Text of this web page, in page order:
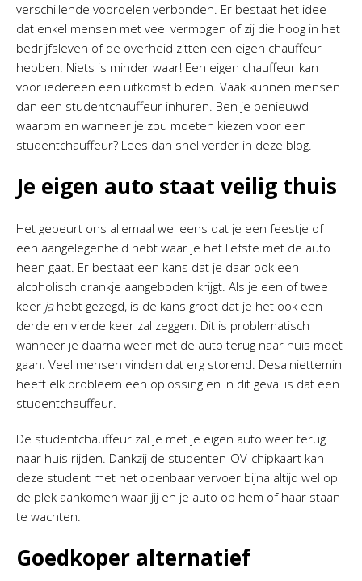
verschillende voordelen verbonden. Er bestaat het idee
dat enkel mensen met veel vermogen of zij die hoog in het
bedrijfsleven of de overheid zitten een eigen chauffeur
hebben. Niets is minder waar! Een eigen chauffeur kan
voor iedereen een uitkomst bieden. Vaak kunnen mensen
dan een studentchauffeur inhuren. Ben je benieuwd
waarom en wanneer je zou moeten kiezen voor een
studentchauffeur? Lees dan snel verder in deze blog.
Je eigen auto staat veilig thuis
Het gebeurt ons allemaal wel eens dat je een feestje of
een aangelegenheid hebt waar je het liefste met de auto
heen gaat. Er bestaat een kans dat je daar ook een
alcoholisch drankje aangeboden krijgt. Als je een of twee
keer ja hebt gezegd, is de kans groot dat je het ook een
derde en vierde keer zal zeggen. Dit is problematisch
wanneer je daarna weer met de auto terug naar huis moet
gaan. Veel mensen vinden dat erg storend. Desalniettemin
heeft elk probleem een oplossing en in dit geval is dat een
studentchauffeur.
De studentchauffeur zal je met je eigen auto weer terug
naar huis rijden. Dankzij de studenten-OV-chipkaart kan
deze student met het openbaar vervoer bijna altijd wel op
de plek aankomen waar jij en je auto op hem of haar staan
te wachten.
Goedkoper alternatief